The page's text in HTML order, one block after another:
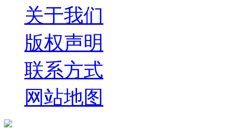
关于我们
版权声明
联系方式
网站地图